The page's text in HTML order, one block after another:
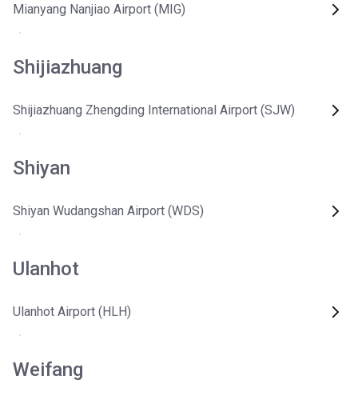
Mianyang Nanjiao Airport (MIG)
Shijiazhuang
Shijiazhuang Zhengding International Airport (SJW)
Shiyan
Shiyan Wudangshan Airport (WDS)
Ulanhot
Ulanhot Airport (HLH)
Weifang